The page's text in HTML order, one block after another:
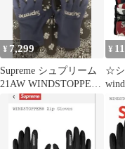
¥ 7,299
Supreme シュプリーム
21AW WINDSTOPPER
Gloves
¥
☆シ
ロ
レ